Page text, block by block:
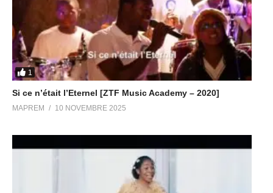
1
Si ce n’était l’Eternel [ZTF Music Academy – 2020]
MAPREM 10 NOVEMBRE 2025